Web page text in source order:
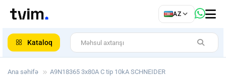
AZ
Kataloq
Ana səhifə A9N18365 3x80A C tip 10kA SCHNEIDER